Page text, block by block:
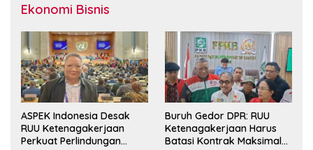
Ekonomi Bisnis
ASPEK Indonesia Desak
RUU Ketenagakerjaan
Perkuat Perlindungan
Buruh Gedor DPR: RUU
Ketenagakerjaan Harus
Batasi Kontrak Maksimal